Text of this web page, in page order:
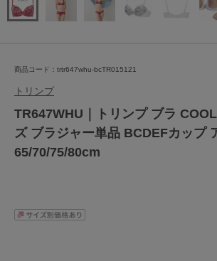
商品コード：trtr647whu-bcTR015121
トリンプ
TR647WHU｜トリンプ ブラ
ズ ブラジャー単品 BCDEFカップ
65/70/75/80cm